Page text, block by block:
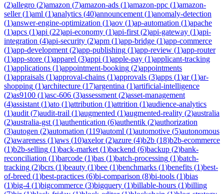
(2)allegro (2)amazon (7)amazon-ads (1)amazon-ppc (1)amazon-
seller(1)aml (1)analytics (40)announcement (1)anomaly-detection
(1)answer-engine-optimization (1)aov (1)ap-automation (1)apache
(1)apcs (1)api (22)api-economy (1)api-first (2)api-gateway (1)api-
integration (4)api-security (2)apm (1)app-bridge (1)app-commerce
(1)app-development (2)app-publishing (1)app-review (1)app-router
(1)app-store (1)apparel (3)appi (1)apple-pay (1)applicant-tracking
(1)applications (1)appointment-booking (2)appointments
(1)appraisals (1)approval-chains (1)approvals (3)apps (1)ar(1)ar-
shopping (1)architecture (17)argentina (1)artificial-intelligence
(2)as9100 (1)asc-606 (3)assessment (2)asset-management
(4)assistant (1)ato (1)attribution (1)attrition (1)audience-analytics
(1)audit (7)audit-trail (1)augmented (1)augmented-reality (2)australia
(2)australia-gst (1)authentication (6)authentik (2)authorization
(3)autogen (2)automation (119)automl (1)automotive (5)autonomous
(2)awareness (1)aws (10)axelor(2)azure (4)b2b (18)b2b-ecommerce
(1)b2b-selling (1)back-market (1)backend (6)backup (2)bank-
reconciliation (1)barcode (1)bas (1)batch-processing (1)batch-
tracking (2)bcrs (1)beauty (1)bee (1)benchmarks (1)benefits (1)best-
of-breed (1)best-practices (6)bi-comparison (8)bi-tools (1)bias
(1)big-4 (1)bigcommerce (3)bigquery (1)billable-hours (1)billing